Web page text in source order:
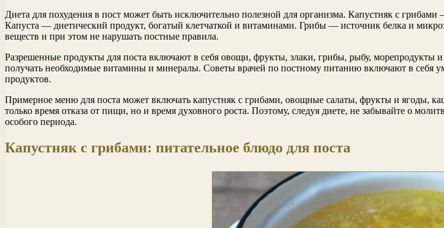
Диета для похудения в пост может быть исключительно полезной для организма. Капустняк с
Капуста — диетический продукт, богатый клетчаткой и витаминами. Грибы — источник белка и
веществ и при этом не нарушать постные правила.
Разрешенные продукты для поста включают в себя овощи, фрукты, злаки, грибы, рыбу,
получать необходимые витамины и минералы. Советы врачей по постному питанию включают в себя
продуктов.
Примерное меню для поста может включать капустняк с грибами, овощные салаты, фрукты и ягоды,
только время отказа от пищи, но и время духовного роста. Поэтому, следуя диете, не забывайте о
особого периода.
Капустняк с грибами: питательное блюдо для поста